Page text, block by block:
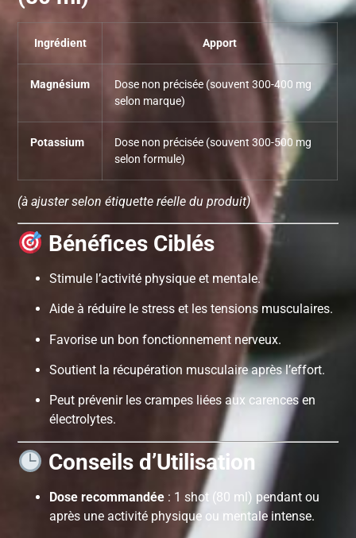
Ingrédient Apport
Magnésium
Dose non précisée (souvent 300-400 mg
selon marque)
Potassium
Dose non précisée (souvent 300-500 mg
selon formule)
(à ajuster selon étiquette réelle du produit)
Bénéfices Ciblés
Stimule l’activité physique et mentale.
Aide à réduire le stress et les tensions musculaires.
Favorise un bon fonctionnement nerveux.
Soutient la récupération musculaire après l’effort.
Peut prévenir les crampes liées aux carences en
électrolytes.
Conseils d’Utilisation
Dose recommandée : 1 shot (80 ml) pendant ou
après une activité physique ou mentale intense.